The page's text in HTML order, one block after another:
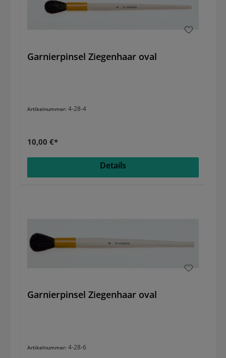
Garnierpinsel Ziegenhaar oval
Artikelnummer: 4-28-4
10,00 €*
Details
Garnierpinsel Ziegenhaar oval
Artikelnummer: 4-28-6